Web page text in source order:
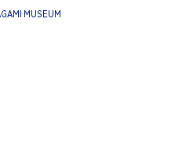
MUSEUM